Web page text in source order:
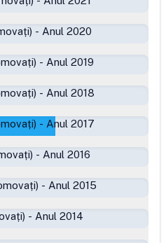
- Anul 2020
- Anul 2019
- Anul 2018
- Anul 2017
- Anul 2016
- Anul 2015
- Anul 2014